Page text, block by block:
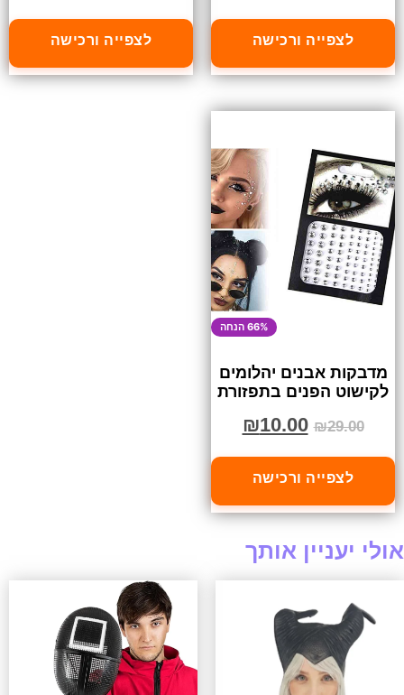
לצפייה ורכישה לצפייה ורכישה
66% הנחה
מדבקות אבנים יהלומים
לקישוט הפנים בתפזורת
₪29.00
₪10.00
לצפייה ורכישה
אולי יעניין אותך